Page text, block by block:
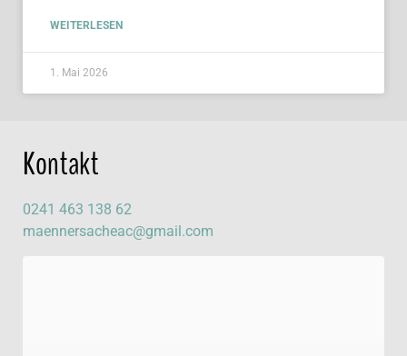
WEITERLESEN
1. Mai 2026
Kontakt
0241 463 138 62
maennersacheac@gmail.com